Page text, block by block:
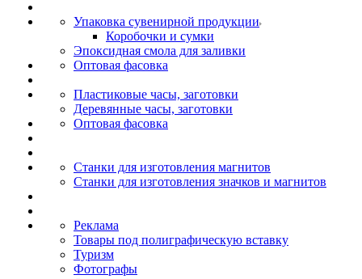
Упаковка сувенирной продукции
Коробочки и сумки
Эпоксидная смола для заливки
Оптовая фасовка
Пластиковые часы, заготовки
Деревянные часы, заготовки
Оптовая фасовка
Станки для изготовления магнитов
Станки для изготовления значков и магнитов
Реклама
Товары под полиграфическую вставку
Туризм
Фотографы